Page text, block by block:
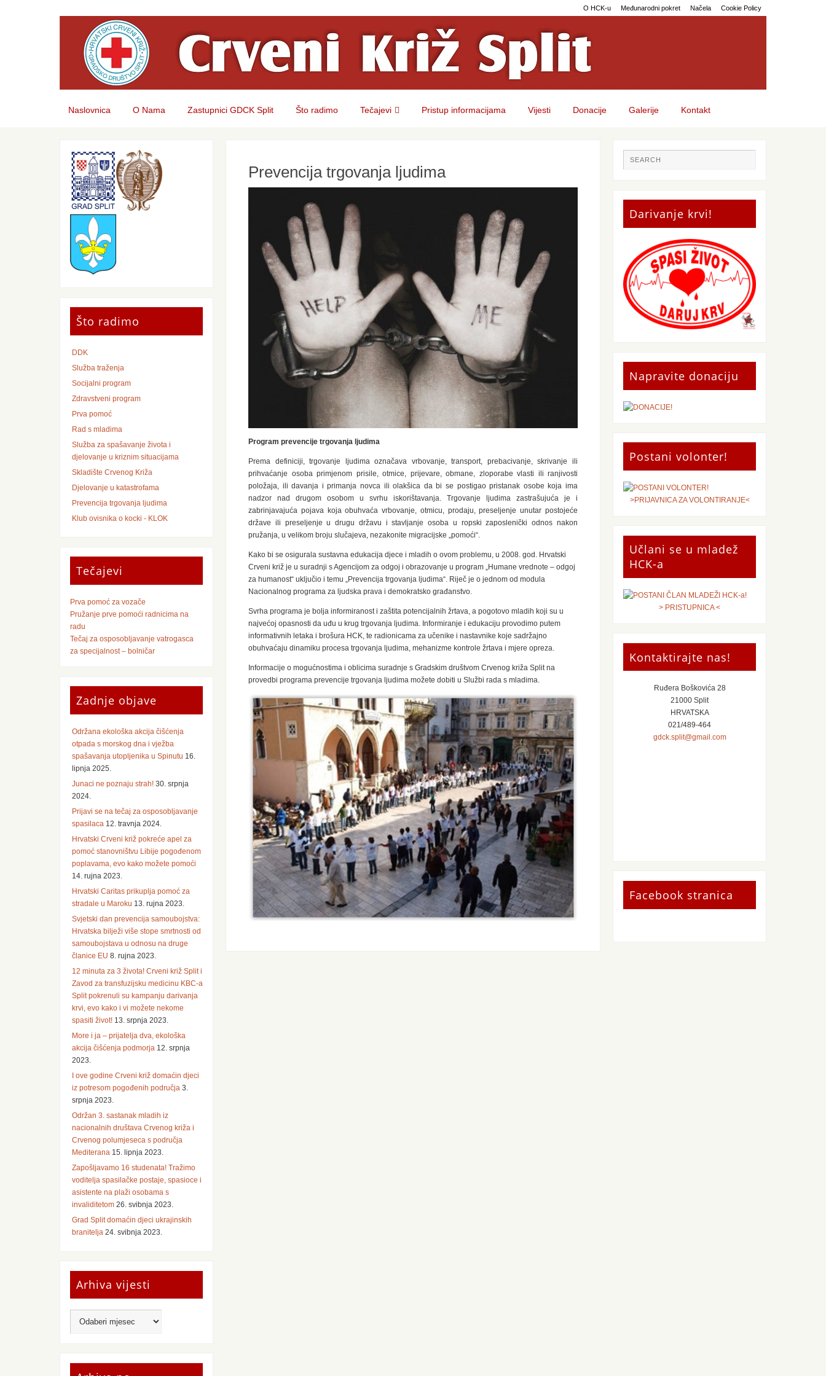
O HCK-u Međunarodni pokret Načela Cookie Policy
Naslovnica O Nama Zastupnici GDCK Split Što radimo Tečajevi Pristup informacijama Vijesti Donacije Galerije Kontakt
Prevencija trgovanja ljudima
Program prevencije trgovanja ljudima
Prema definiciji, trgovanje ljudima označava vrbovanje, transport, prebacivanje, skrivanje ili
prihvaćanje osoba primjenom prisile, otmice, prijevare, obmane, zloporabe vlasti ili ranjivosti
položaja, ili davanja i primanja novca ili olakšica da bi se postigao pristanak osobe koja ima
nadzor nad drugom osobom u svrhu iskorištavanja. Trgovanje ljudima zastrašujuća je i
zabrinjavajuća pojava koja obuhvaća vrbovanje, otmicu, prodaju, preseljenje unutar postojeće
države ili preseljenje u drugu državu i stavljanje osoba u ropski zaposlenički odnos nakon
pružanja, u velikom broju slučajeva, nezakonite migracijske „pomoći“.
Kako bi se osigurala sustavna edukacija djece i mladih o ovom problemu, u 2008. god. Hrvatski
Crveni križ je u suradnji s Agencijom za odgoj i obrazovanje u program „Humane vrednote – odgoj
za humanost“ uključio i temu „Prevencija trgovanja ljudima“. Riječ je o jednom od modula
Nacionalnog programa za ljudska prava i demokratsko građanstvo.
Svrha programa je bolja informiranost i zaštita potencijalnih žrtava, a pogotovo mladih koji su u
najvećoj opasnosti da uđu u krug trgovanja ljudima. Informiranje i edukaciju provodimo putem
informativnih letaka i brošura HCK, te radionicama za učenike i nastavnike koje sadržajno
obuhvaćaju dinamiku procesa trgovanja ljudima, mehanizme kontrole žrtava i mjere opreza.
Informacije o mogućnostima i oblicima suradnje s Gradskim društvom Crvenog križa Split na
provedbi programa prevencije trgovanja ljudima možete dobiti u Službi rada s mladima.
Što radimo
DDK
Služba traženja
Socijalni program
Zdravstveni program
Prva pomoć
Rad s mladima
Služba za spašavanje života i
djelovanje u kriznim situacijama
Skladište Crvenog Križa
Djelovanje u katastrofama
Prevencija trgovanja ljudima
Klub ovisnika o kocki - KLOK
Tečajevi
Prva pomoć za vozače
Pružanje prve pomoći radnicima na
radu
Tečaj za osposobljavanje vatrogasca
za specijalnost – bolničar
Zadnje objave
Održana ekološka akcija čišćenja
otpada s morskog dna i vježba
spašavanja utopljenika u Spinutu 16.
lipnja 2025.
Junaci ne poznaju strah! 30. srpnja
2024.
Prijavi se na tečaj za osposobljavanje
spasilaca 12. travnja 2024.
Hrvatski Crveni križ pokreće apel za
pomoć stanovništvu Libije pogođenom
poplavama, evo kako možete pomoći
14. rujna 2023.
Hrvatski Caritas prikuplja pomoć za
stradale u Maroku 13. rujna 2023.
Svjetski dan prevencija samoubojstva:
Hrvatska bilježi više stope smrtnosti od
samoubojstava u odnosu na druge
članice EU 8. rujna 2023.
12 minuta za 3 života! Crveni križ Split i
Zavod za transfuzijsku medicinu KBC-a
Split pokrenuli su kampanju darivanja
krvi, evo kako i vi možete nekome
spasiti život! 13. srpnja 2023.
More i ja – prijatelja dva, ekološka
akcija čišćenja podmorja 12. srpnja
2023.
I ove godine Crveni križ domaćin djeci
iz potresom pogođenih područja 3.
srpnja 2023.
Održan 3. sastanak mladih iz
nacionalnih društava Crvenog križa i
Crvenog polumjeseca s područja
Mediterana 15. lipnja 2023.
Zapošljavamo 16 studenata! Tražimo
voditelja spasilačke postaje, spasioce i
asistente na plaži osobama s
invaliditetom 26. svibnja 2023.
Grad Split domaćin djeci ukrajinskih
branitelja 24. svibnja 2023.
Arhiva vijesti
Darivanje krvi!
Napravite donaciju
Postani volonter!
>PRIJAVNICA ZA VOLONTIRANJE<
Učlani se u mladež
HCK-a
> PRISTUPNICA <
Kontaktirajte nas!
Ruđera Boškovića 28
21000 Split
HRVATSKA
021/489-464
gdck.split@gmail.com
Facebook stranica